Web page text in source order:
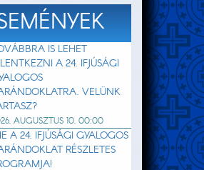
IS LEHET
A 24. IFJÚSÁGI
VELÜNK
AUGUSZTUS 10. 00:00
A 24. IFJÚSÁGI GYALOGOS
RÉSZLETES